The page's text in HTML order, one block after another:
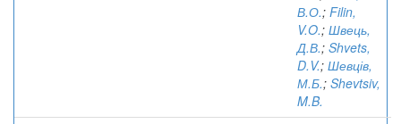
В.О.; Filin,
V.O.; Швець,
Д.В.; Shvets,
D.V.; Шевців,
М.Б.; Shevtsiv,
M.B.